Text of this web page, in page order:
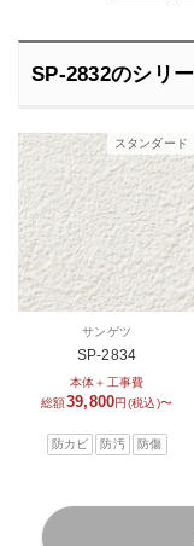
SP-2832のシリ
サンゲツ
SP-2834
本体＋工事費
総額39,800円(税込)〜
防カビ 防汚 防傷
スタンダード